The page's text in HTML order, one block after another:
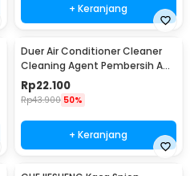
+ Keranjang
Duer Air Conditioner Cleaner
Cleaning Agent Pembersih AC
Rumah 500ml - QUY1640
Rp22.100
Rp43.900 50%
+ Keranjang